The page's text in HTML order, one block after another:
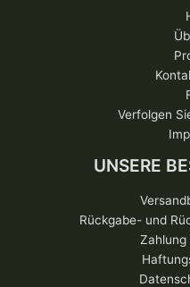
Verfolgen
UNSERE
Rückgabe- und
Zahlung